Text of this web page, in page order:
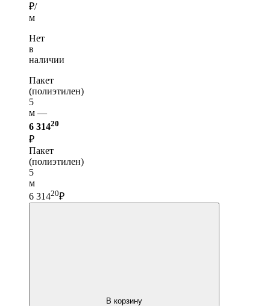
₽/
м
Нет
в
наличии
Пакет
(полиэтилен)
5
м —
6 31420
₽
Пакет
(полиэтилен)
5
м
6 31420₽
В корзину